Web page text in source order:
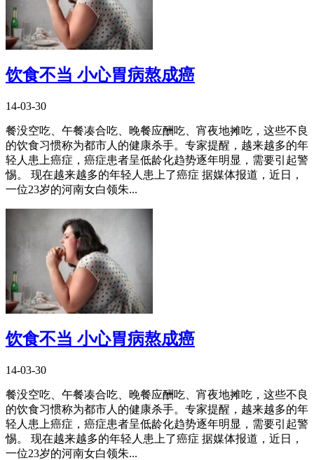
饮食不当 小心胃病熬成癌
14-03-30
餐没空吃、午餐凑合吃、晚餐应酬吃、宵夜地摊吃，这些不良
的饮食习惯称为都市人的健康杀手。专家提醒，越来越多的年
轻人患上癌症，癌症患者呈低龄化趋势逐年明显，需要引起警
惕。 现在越来越多的年轻人患上了癌症 据媒体报道，近日，
一位23岁的河南女白领朱...
饮食不当 小心胃病熬成癌
14-03-30
餐没空吃、午餐凑合吃、晚餐应酬吃、宵夜地摊吃，这些不良
的饮食习惯称为都市人的健康杀手。专家提醒，越来越多的年
轻人患上癌症，癌症患者呈低龄化趋势逐年明显，需要引起警
惕。 现在越来越多的年轻人患上了癌症 据媒体报道，近日，
一位23岁的河南女白领朱...